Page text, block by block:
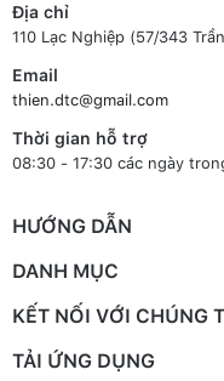
Địa chỉ
110 Lạc Nghiệp (57/343
Email
thien.dtc@gmail.com
Thời gian hỗ trợ
08:30 - 17:30 các ngày
HƯỚNG DẪN
DANH MỤC
KẾT NỐI VỚI CHÚNG
TẢI ỨNG DỤNG